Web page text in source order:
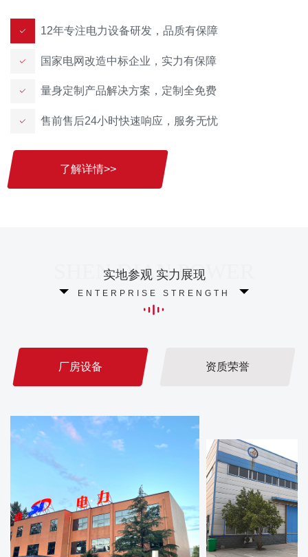
12年专注电力设备研发，品质有保障
国家电网改造中标企业，实力有保障
量身定制产品解决方案，定制全免费
售前售后24小时快速响应，服务无忧
了解详情>>
实地参观 实力展现
ENTERPRISE STRENGTH
厂房设备 资质荣誉